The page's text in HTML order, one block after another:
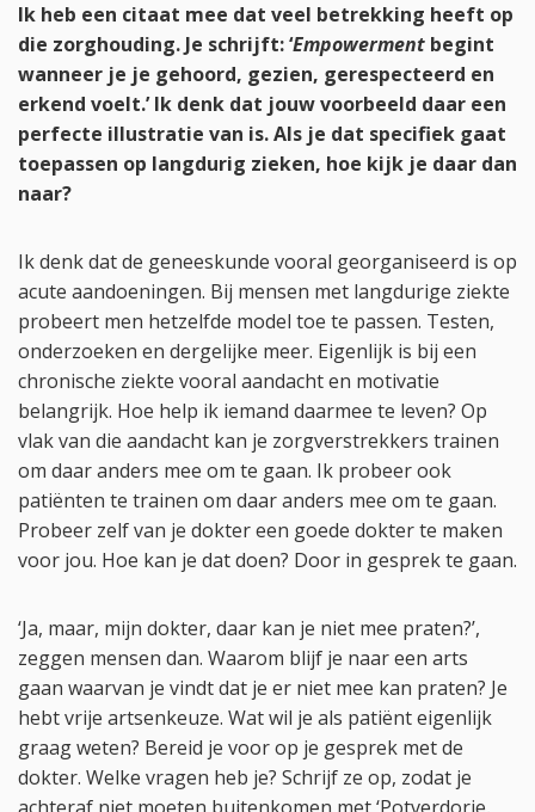
Ik heb een citaat mee dat veel betrekking heeft op
die zorghouding. Je schrijft: ‘Empowerment begint
wanneer je je gehoord, gezien, gerespecteerd en
erkend voelt.’ Ik denk dat jouw voorbeeld daar een
perfecte illustratie van is. Als je dat specifiek gaat
toepassen op langdurig zieken, hoe kijk je daar dan
naar?
Ik denk dat de geneeskunde vooral georganiseerd is op
acute aandoeningen. Bij mensen met langdurige ziekte
probeert men hetzelfde model toe te passen. Testen,
onderzoeken en dergelijke meer. Eigenlijk is bij een
chronische ziekte vooral aandacht en motivatie
belangrijk. Hoe help ik iemand daarmee te leven? Op
vlak van die aandacht kan je zorgverstrekkers trainen
om daar anders mee om te gaan. Ik probeer ook
patiënten te trainen om daar anders mee om te gaan.
Probeer zelf van je dokter een goede dokter te maken
voor jou. Hoe kan je dat doen? Door in gesprek te gaan.
‘Ja, maar, mijn dokter, daar kan je niet mee praten?’,
zeggen mensen dan. Waarom blijf je naar een arts
gaan waarvan je vindt dat je er niet mee kan praten? Je
hebt vrije artsenkeuze. Wat wil je als patiënt eigenlijk
graag weten? Bereid je voor op je gesprek met de
dokter. Welke vragen heb je? Schrijf ze op, zodat je